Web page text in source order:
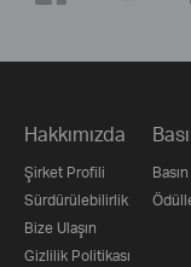
Hakkımızda
Şirket Profili
Sürdürülebilirlik
Bize Ulaşın
Gizlilik Politikası